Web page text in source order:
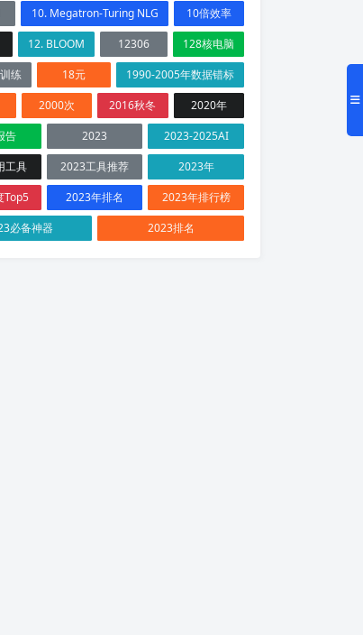
10. Megatron-Turing NLG
10倍效率
12. BLOOM 12306
128核电脑
练
18元
1990-2005年数据错标
2000次 2016秋冬
2020年
告
2023
2023-2025AI
工具
2023工具推荐
2023年
Top5
2023年排名
2023年排行榜
必备神器
2023排名